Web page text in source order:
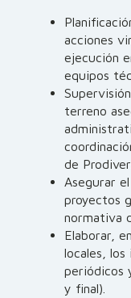
acciones
ejecución
equipos
terreno
de
Asegurar
proyectos
normativa
Elaborar,
locales,
periódicos
y final).